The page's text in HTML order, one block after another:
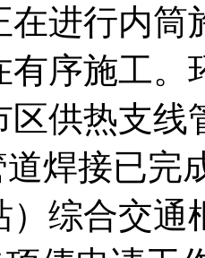
在进行内筒
有序施工
区供热支线
焊接已完
）综合交